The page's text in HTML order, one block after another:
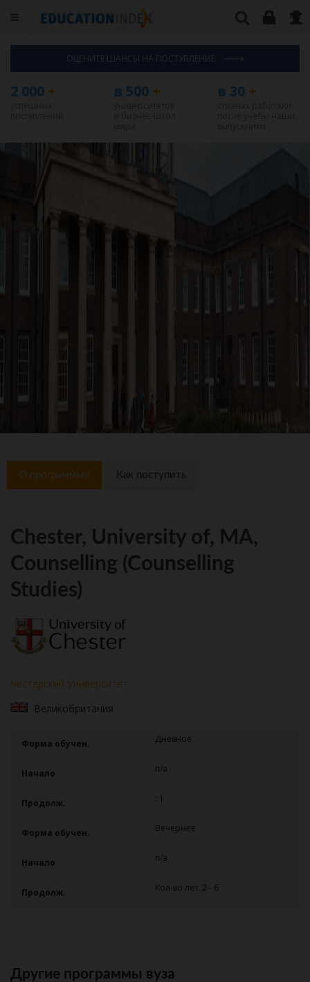
ОЦЕНИТЕ ШАНСЫ НА ПОСТУПЛЕНИЕ
2 000 + в 500 + в 30+
О программме Как поступить
Chester, University of, MA,
Counselling (Counselling
Studies)
Честерский Университет
Великобритания
Форма обучен. Дневное
Начало n/a
Продолж. : 1
Форма обучен. Вечернее
Начало n/a
Продолж. Кол-во лет: 2 - 6
Другие программы вуза